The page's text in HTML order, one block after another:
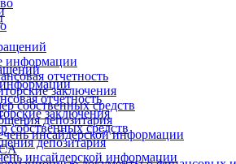
отчетность
заключения
собственных средств
депозитария
инсайдерской информации
информации
отчетность
заключения
собственных средств
депозитария
инсайдерской информации